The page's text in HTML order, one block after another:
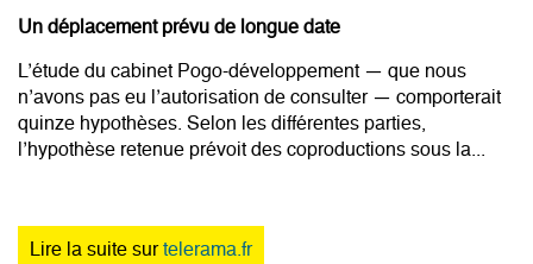
Un déplacement prévu de longue date
L’étude du cabinet Pogo-développement — que nous
n’avons pas eu l’autorisation de consulter — comporterait
quinze hypothèses. Selon les différentes parties,
l’hypothèse retenue prévoit des coproductions sous la...
Lire la suite surtelerama.fr